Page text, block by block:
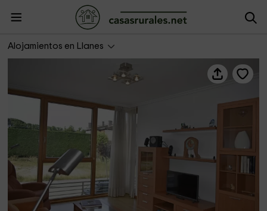
Alojamientos en Llanes
Apartamento Sablón Centro